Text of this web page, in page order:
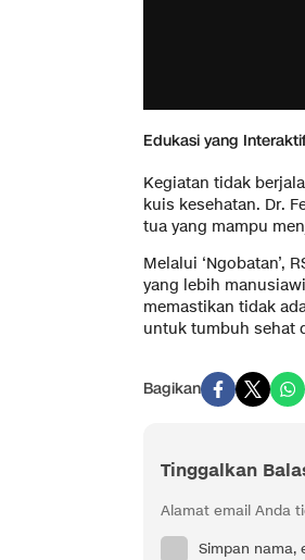
​Edukasi yang
​Kegiatan tidak
kuis kesehatan. Dr.
tua yang mampu
​Melalui ‘Ngobatan’,
yang lebih
memastikan tidak
untuk tumbuh sehat
Bagikan
Tinggalkan
Alamat email Anda
Simpan nama,